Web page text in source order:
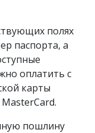
полях
паспорта, а
оплатить с
карты
пошлину